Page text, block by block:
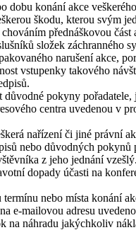
dobu konání akce
škodu, kterou svým
přednáškovou
složek záchranného
narušení akce,
vstupenky takového
pokyny
centra uvedenou v
nařízení či jiné právní
nebo důvodných
z jeho jednání vzešlý.
dopady účasti na
nebo místa konání
e-mailovou adresu
na náhradu jakýchkoliv